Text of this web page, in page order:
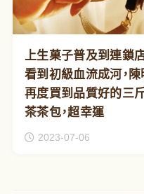
上生菓子普及到連鎖店
看到初級血流成河，
再度買到品質好的三
茶茶包，超幸運
2023-07-06